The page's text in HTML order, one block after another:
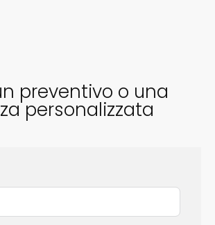
preventivo o una
personalizzata